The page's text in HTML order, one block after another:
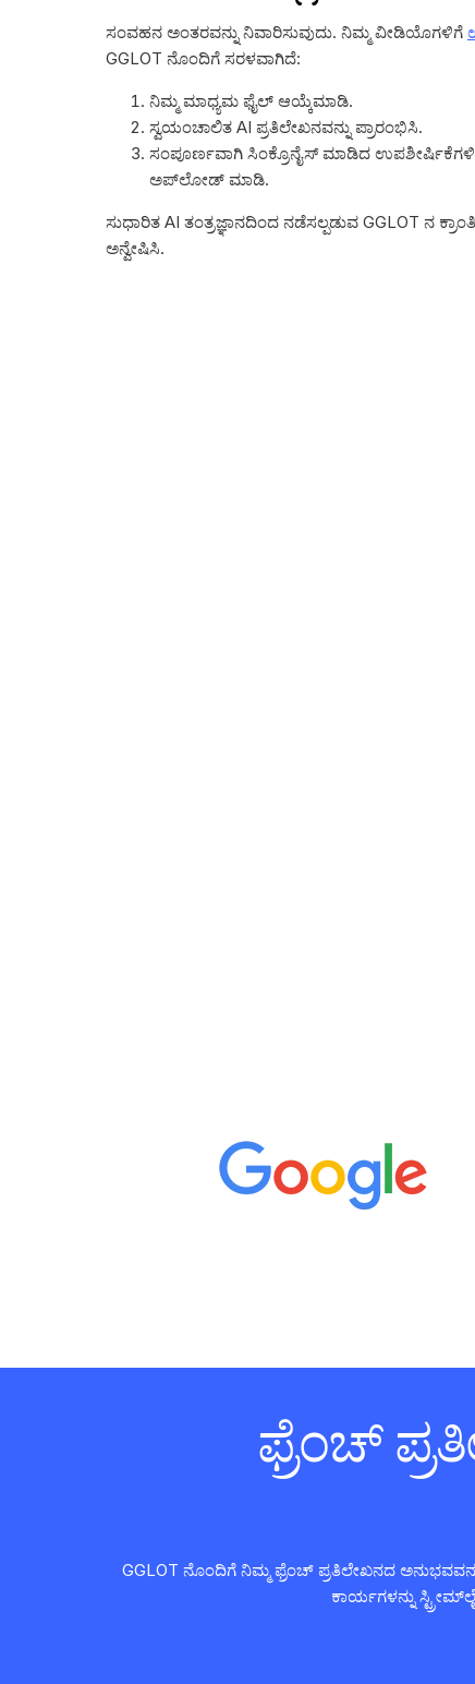
ಸಂವಹನ ಅಂತರವನ್ನು ನಿವಾರಿಸುವುದು. ನಿಮ್ಮ ವೀಡಿಯೊಗಳಿಗೆ
GGLOT ನೊಂದಿಗೆ ಸರಳವಾಗಿದೆ:
ನಿಮ್ಮ ಮಾಧ್ಯಮ ಫೈಲ್ ಆಯ್ಕೆಮಾಡಿ.
ಸ್ವಯಂಚಾಲಿತ AI ಪ್ರತಿಲೇಖನವನ್ನು ಪ್ರಾರಂಭಿಸಿ.
ಸಂಪೂರ್ಣವಾಗಿ ಸಿಂಕ್ರೊನೈಸ್ ಮಾಡಿದ
ಅಪ್‌ಲೋಡ್ ಮಾಡಿ.
ಸುಧಾರಿತ AI ತಂತ್ರಜ್ಞಾನದಿಂದ ನಡೆಸಲ್ಪಡುವ GGLOT ನ
ಅನ್ವೇಷಿಸಿ.
ಫ್ರೆಂಚ್
GGLOT ನೊಂದಿಗೆ ನಿಮ್ಮ ಫ್ರೆಂಚ್ ಪ್ರತಿಲೇಖನದ
ಕಾರ್ಯಗಳನ್ನು